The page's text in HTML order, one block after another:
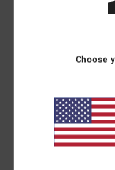
Asola in tessuto per
180cm x
Spedizioni e Resi
Choose